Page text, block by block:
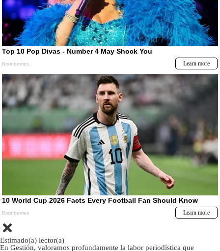
Estimado(a) lector(a)
En Gestión, valoramos profundamente la labor periodística que